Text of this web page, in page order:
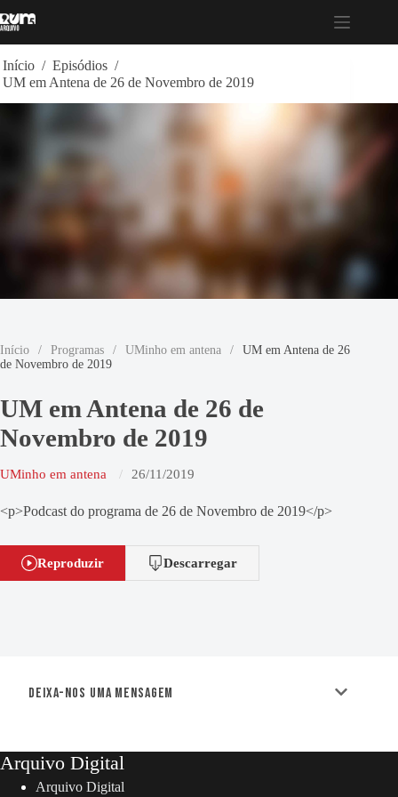
para
Início / Episódios /
UM em Antena de 26 de Novembro de 2019
Início / Programas / UMinho em antena /
UM em Antena de 26
de Novembro de 2019
UM em Antena de 26 de
Novembro de 2019
UMinho em antena 26/11/2019
<p>Podcast do programa de 26 de Novembro de 2019</p>
Reproduzir Descarregar
Deixa-nos uma mensagem
Arquivo Digital
Arquivo Digital